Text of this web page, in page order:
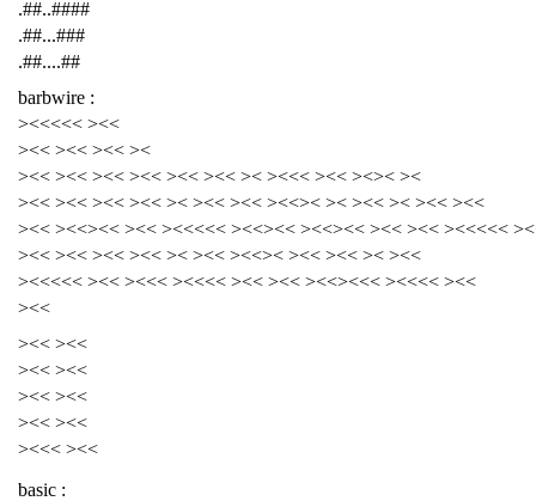
.##..####
.##...###
.##....##
barbwire :
><<<<< ><<
><< ><< ><< ><
><< ><< ><< ><< ><< ><< >< ><<< ><< ><>< ><
><< ><< ><< ><< >< ><< ><< ><<>< >< ><< >< ><< ><<
><< ><<><< ><< ><<<<< ><<><< ><<><< ><< ><< ><<<<<
><< ><< ><< ><< >< ><< ><<>< ><< ><< >< ><<
><<<<< ><< ><<< ><<<< ><< ><< ><<><<< ><<<< ><<
><<
><< ><<
><< ><<
><< ><<
><< ><<
><<< ><<
basic :